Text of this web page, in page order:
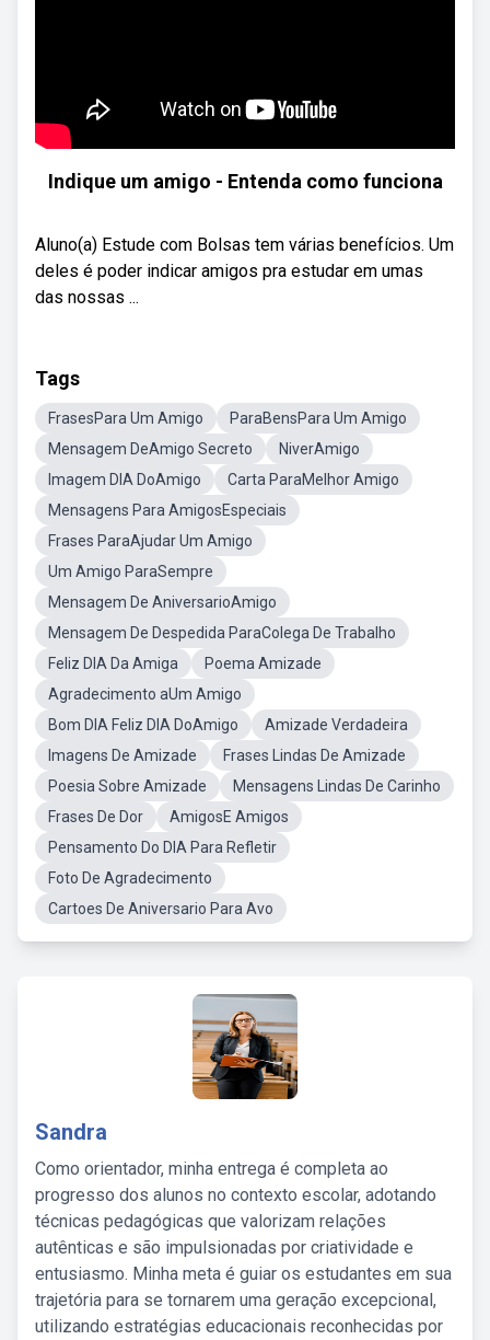
Indique um amigo - Entenda como funciona
Aluno(a) Estude com Bolsas tem várias benefícios. Um
deles é poder indicar amigos pra estudar em umas
das nossas ...
Tags
FrasesPara Um Amigo
ParaBensPara Um Amigo
Mensagem DeAmigo Secreto
NiverAmigo
Imagem DIA DoAmigo
Carta ParaMelhor Amigo
Mensagens Para AmigosEspeciais
Frases ParaAjudar Um Amigo
Um Amigo ParaSempre
Mensagem De AniversarioAmigo
Mensagem De Despedida ParaColega De Trabalho
Feliz DIA Da Amiga
Poema Amizade
Agradecimento aUm Amigo
Bom DIA Feliz DIA DoAmigo
Amizade Verdadeira
Imagens De Amizade
Frases Lindas De Amizade
Poesia Sobre Amizade
Mensagens Lindas De Carinho
Frases De Dor
AmigosE Amigos
Pensamento Do DIA Para Refletir
Foto De Agradecimento
Cartoes De Aniversario Para Avo
Sandra
Como orientador, minha entrega é completa ao
progresso dos alunos no contexto escolar, adotando
técnicas pedagógicas que valorizam relações
autênticas e são impulsionadas por criatividade e
entusiasmo. Minha meta é guiar os estudantes em sua
trajetória para se tornarem uma geração excepcional,
utilizando estratégias educacionais reconhecidas por